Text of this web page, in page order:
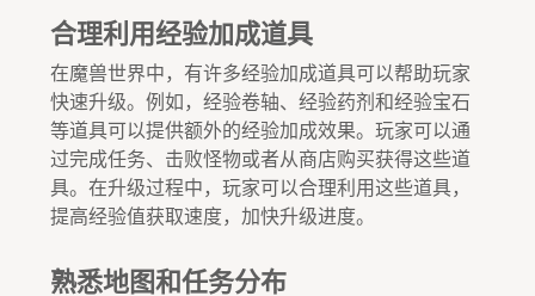
合理利用经验加成道具
在魔兽世界中，有许多经验加成道具可以帮助玩家
快速升级。例如，经验卷轴、经验药剂和经验宝石
等道具可以提供额外的经验加成效果。玩家可以通
过完成任务、击败怪物或者从商店购买获得这些道
具。在升级过程中，玩家可以合理利用这些道具，
提高经验值获取速度，加快升级进度。
熟悉地图和任务分布